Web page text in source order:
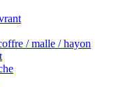
/ malle / hayon